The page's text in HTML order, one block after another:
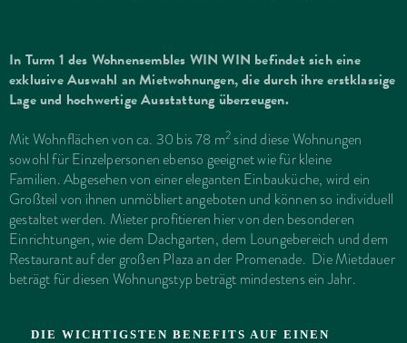
In Turm 1 des Wohnensembles WIN WIN befindet sich eine
exklusive Auswahl an Mietwohnungen, die durch ihre erstklassige
Lage und hochwertige Ausstattung überzeugen.
Mit Wohnflächen von ca. 30 bis 78 m2sind diese Wohnungen
sowohl für Einzelpersonen ebenso geeignet wie für kleine
Familien. Abgesehen von einer eleganten Einbauküche, wird ein
Großteil von ihnen unmöbliert angeboten und können so individuell
gestaltet werden. Mieter profitieren hier von den besonderen
Einrichtungen, wie dem Dachgarten, dem Loungebereich und dem
Restaurant auf der großen Plaza an der Promenade. Die Mietdauer
beträgt für diesen Wohnungstyp beträgt mindestens ein Jahr.
DIE WICHTIGSTEN BENEFITS AUF EINEN